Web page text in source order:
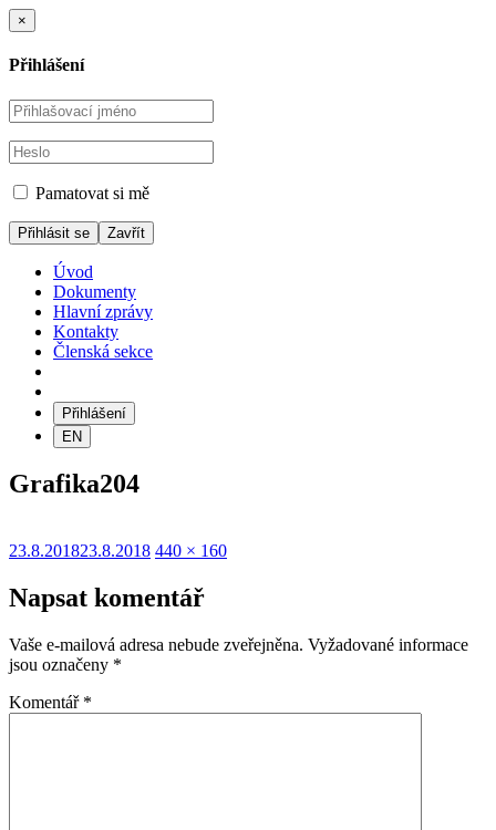
×
Přihlášení
Pamatovat si mě
Zavřít
Úvod
Dokumenty
Hlavní zprávy
Kontakty
Členská sekce
Přihlášení
EN
Grafika204
Publikováno:
23.8.201823.8.2018 Původní
440 × 160
Napsat komentář
Vaše e-mailová adresa nebude zveřejněna. Vyžadované informace
jsou označeny *
Komentář *